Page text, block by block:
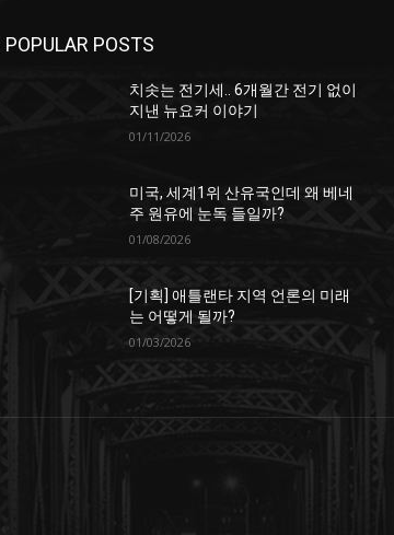
POPULAR POSTS
치솟는 전기세.. 6개월간 전기 없이
지낸 뉴요커 이야기
01/11/2026
미국, 세계1위 산유국인데 왜 베네
주 원유에 눈독 들일까?
01/08/2026
[기획] 애틀랜타 지역 언론의 미래
는 어떻게 될까?
01/03/2026